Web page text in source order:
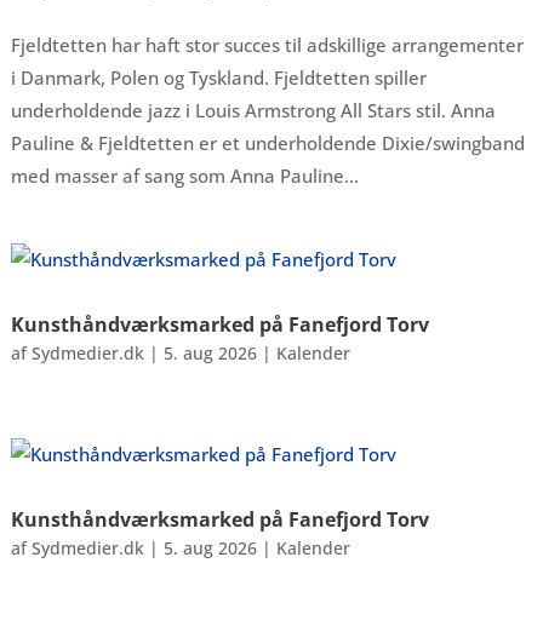
Fjeldtetten har haft stor succes til adskillige arrangementer
i Danmark, Polen og Tyskland. Fjeldtetten spiller
underholdende jazz i Louis Armstrong All Stars stil. Anna
Pauline & Fjeldtetten er et underholdende Dixie/swingband
med masser af sang som Anna Pauline...
Kunsthåndværksmarked på Fanefjord Torv
afSydmedier.dk| 5. aug 2026| Kalender
Kunsthåndværksmarked på Fanefjord Torv
afSydmedier.dk| 5. aug 2026| Kalender